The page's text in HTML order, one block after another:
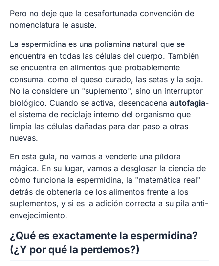
Pero no deje que la desafortunada convención de
nomenclatura le asuste.
La espermidina es una poliamina natural que se
encuentra en todas las células del cuerpo. También
se encuentra en alimentos que probablemente
consuma, como el queso curado, las setas y la soja.
No la considere un "suplemento", sino un interruptor
biológico. Cuando se activa, desencadena autofagia-
el sistema de reciclaje interno del organismo que
limpia las células dañadas para dar paso a otras
nuevas.
En esta guía, no vamos a venderle una píldora
mágica. En su lugar, vamos a desglosar la ciencia de
cómo funciona la espermidina, la "matemática real"
detrás de obtenerla de los alimentos frente a los
suplementos, y si es la adición correcta a su pila anti-
envejecimiento.
¿Qué es exactamente la espermidina?
(¿Y por qué la perdemos?)